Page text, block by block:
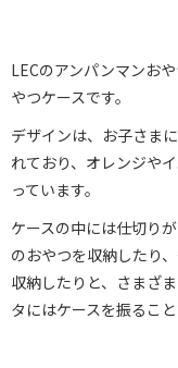
LECのアンパンマンお
やつケースです。
デザインは、お子さま
れており、オレンジや
っています。
ケースの中には仕切り
のおやつを収納したり
収納したりと、さまざ
タにはケースを振るこ